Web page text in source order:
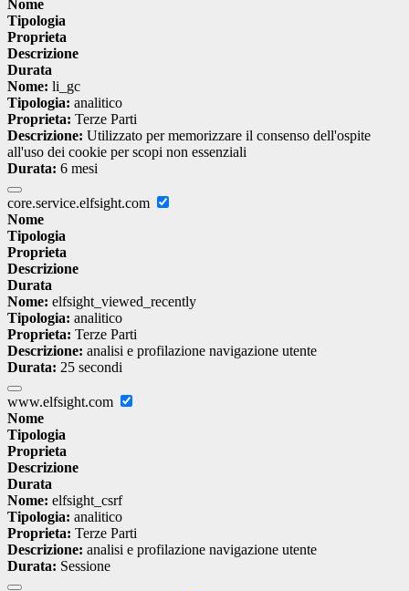
Nome
Tipologia
Proprieta
Descrizione
Durata
Nome: li_gc
Tipologia: analitico
Proprieta: Terze Parti
Descrizione: Utilizzato per memorizzare il consenso dell'ospite
all'uso dei cookie per scopi non essenziali
Durata: 6 mesi
core.service.elfsight.com
Nome
Tipologia
Proprieta
Descrizione
Durata
Nome: elfsight_viewed_recently
Tipologia: analitico
Proprieta: Terze Parti
Descrizione: analisi e profilazione navigazione utente
Durata: 25 secondi
www.elfsight.com
Nome
Tipologia
Proprieta
Descrizione
Durata
Nome: elfsight_csrf
Tipologia: analitico
Proprieta: Terze Parti
Descrizione: analisi e profilazione navigazione utente
Durata: Sessione